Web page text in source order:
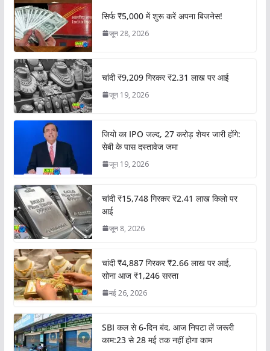
सिर्फ ₹5,000 में शुरू करें अपना बिजनेस!
जून 28, 2026
चांदी ₹9,209 गिरकर ₹2.31 लाख पर आई
जून 19, 2026
जियो का IPO जल्द, 27 करोड़ शेयर जारी होंगे:
सेबी के पास दस्तावेज जमा
जून 19, 2026
चांदी ₹15,748 गिरकर ₹2.41 लाख किलो पर
आई
जून 8, 2026
चांदी ₹4,887 गिरकर ₹2.66 लाख पर आई,
सोना आज ₹1,246 सस्ता
मई 26, 2026
SBI कल से 6-दिन बंद, आज निपटा लें जरूरी
काम:23 से 28 मई तक नहीं होगा काम